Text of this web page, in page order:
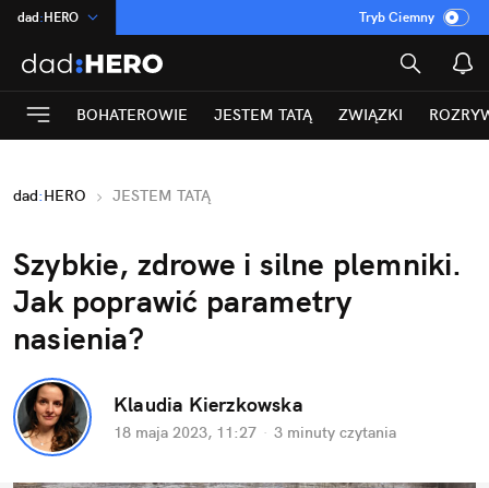
dad:HERO
:Temat
INN:Poland
ASZ:dziennik
Rozrywka
Tryb Ciemny
BOHATEROWIE JESTEM TATĄ ZWIĄZKI
dad:HERO JESTEM TATĄ
Szybkie, zdrowe i silne plemniki.
Jak poprawić parametry
nasienia?
Klaudia Kierzkowska
18 maja 2023, 11:27 · 3 minuty czytania